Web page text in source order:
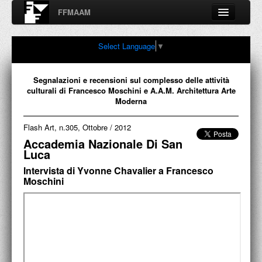
FFMAAM
Fondo Francesco Moschini
A.A.M. Architettura Arte Moderna
Percorsi, nodi, sconfinamenti e contaminazioni tra Arte,
FFMAAM
FRANCESCO MOSCHINI
PUBBLICAZIONI
Select Language ▼
Segnalazioni e recensioni sul complesso delle attività
culturali di Francesco Moschini e A.A.M. Architettura Arte
Moderna
Flash Art, n.305, Ottobre / 2012
Accademia Nazionale Di San
Luca
Intervista di Yvonne Chavalier a Francesco
Moschini